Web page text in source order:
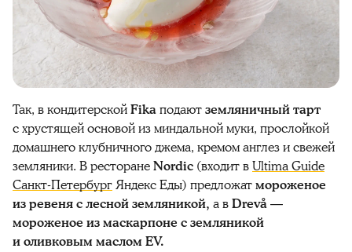
Так, в кондитерскойFikaподаютземляничный тарт
с хрустящей основой из миндальной муки, прослойкой
домашнего клубничного джема, кремом англез и свежей
земляники. В ресторанеNordic (входит вUltima Guide
Санкт-ПетербургЯндекс Еды) предложатмороженое
из ревеня с лесной земляникой, а вDrevå —
мороженое из маскарпоне с земляникой
и оливковым маслом EV.